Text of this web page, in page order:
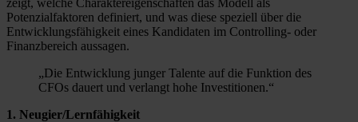
Potenzialfaktoren definiert, und was diese speziell über die
Entwicklungsfähigkeit eines Kandidaten im Controlling- oder
Finanzbereich aussagen.
„Die Entwicklung junger Talente auf die Funktion des
CFOs dauert und verlangt hohe Investitionen.“
1. Neugier/Lernfähigkeit